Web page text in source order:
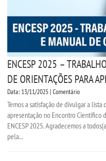
ENCESP 2025 –
DE ORIENTAÇÕES PARA
Data: 13/11/2025 | Comentário
Temos a satisfação de divulgar a lista
apresentação no Encontro Científico
ENCESP 2025. Agradecemos a
pela...